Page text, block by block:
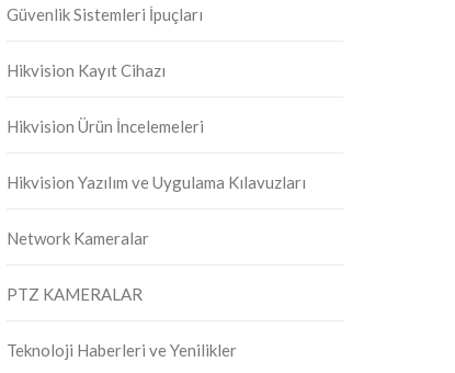
Güvenlik Sistemleri İpuçları
Hikvision Kayıt Cihazı
Hikvision Ürün İncelemeleri
Hikvision Yazılım ve Uygulama Kılavuzları
Network Kameralar
PTZ KAMERALAR
Teknoloji Haberleri ve Yenilikler